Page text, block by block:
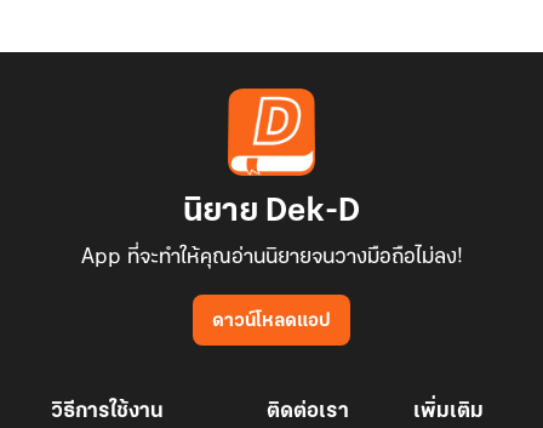
นิยาย Dek-D
App ที่จะทำให้คุณอ่านนิยายจนวางมือถือไม่ลง!
ดาวน์โหลดแอป
วิธีการใช้งาน ติดต่อเรา เพิ่มเติม